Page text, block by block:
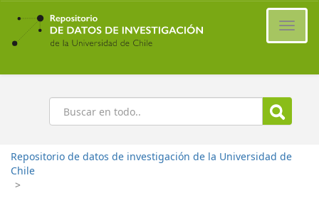
Ir
contenido
principal
Buscar
Repositorio de datos de investigación de la Universidad de
Chile
>